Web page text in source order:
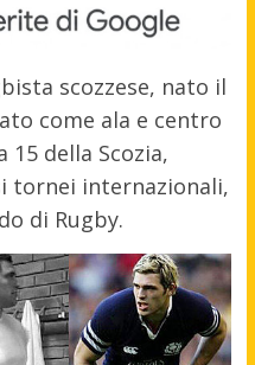
scozzese, nato il
come ala e centro
15 della Scozia,
tornei internazionali,
di Rugby.